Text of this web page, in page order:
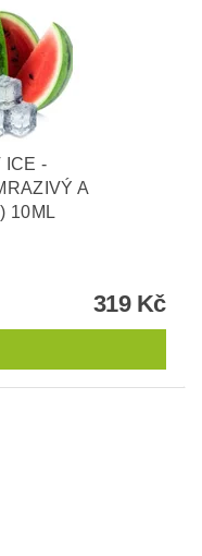
ICE -
A
10ML
319 Kč